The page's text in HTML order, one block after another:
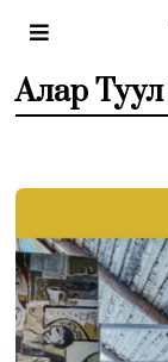
Алар Туул